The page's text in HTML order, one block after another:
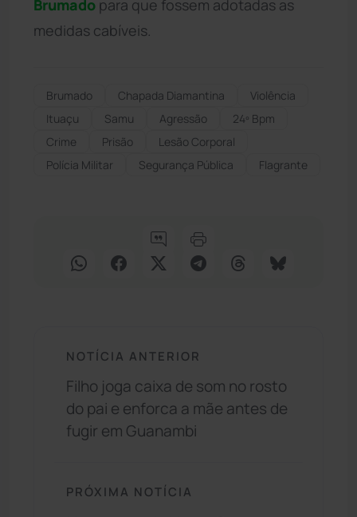
Brumado para que fossem adotadas as
medidas cabíveis.
Brumado Chapada Diamantina
Violência
Ituaçu
Samu Agressão
24º Bpm
Crime
Prisão
Lesão Corporal
Polícia Militar
Segurança Pública Flagrante
NOTÍCIA ANTERIOR
Filho joga caixa de som no rosto
do pai e enforca a mãe antes de
fugir em Guanambi
PRÓXIMA NOTÍCIA